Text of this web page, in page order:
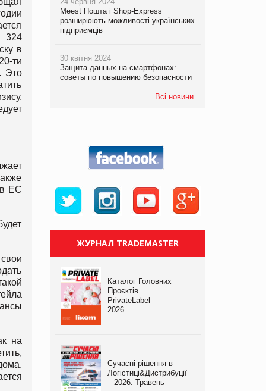
324
в
ти
Это
в ЕС
на
Meest Пошта і Shop-Express
розширюють можливості українських
підприємців
30 квітня 2024
Защита данных на смартфонах:
советы по повышению безопасности
Всі новини
ЖУРНАЛ TRADEMASTER
Каталог Головних
Проєктів
PrivateLabel –
2026
Сучасні рішення в
Логістиці&Дистрибуції
– 2026. Травень